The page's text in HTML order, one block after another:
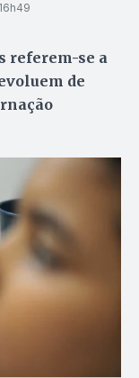
referem-se a
de